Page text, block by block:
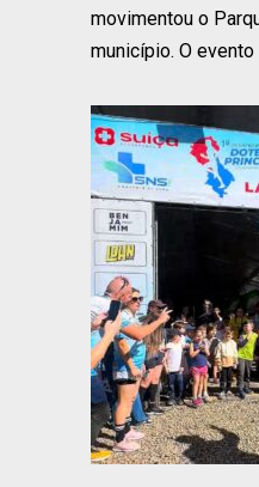
movimentou o
município. O